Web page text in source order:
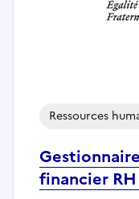
financier RH
Ressources